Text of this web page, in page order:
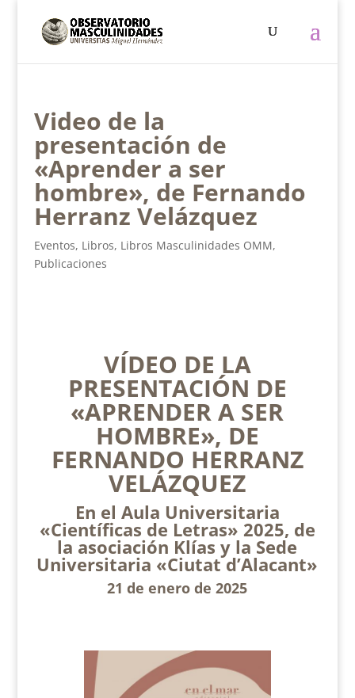
Video de la
presentación de
«Aprender a ser
hombre», de Fernando
Herranz Velázquez
Eventos, Libros, Libros Masculinidades OMM,
Publicaciones
VÍDEO DE LA
PRESENTACIÓN DE
«APRENDER A SER
HOMBRE», DE
FERNANDO HERRANZ
VELÁZQUEZ
En el Aula Universitaria
«Científicas de Letras» 2025, de
la asociación Klías y la Sede
Universitaria «Ciutat d’Alacant»
21 de enero de 2025